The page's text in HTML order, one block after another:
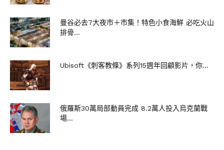
曼谷必去7大夜市＋市集！特色小食海鮮 必吃火山
排骨...
Ubisoft《刺客教條》系列15週年回顧影片，你...
俄羅斯30萬局部動員完成 8.2萬人投入烏克蘭戰
場...